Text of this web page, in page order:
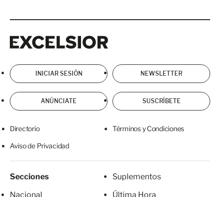
INICIAR SESIÓN NEWSLETTER
ANÚNCIATE SUSCRÍBETE
Directorio Términos y Condiciones
Aviso de Privacidad
Secciones
Nacional
Suplementos
Última Hora